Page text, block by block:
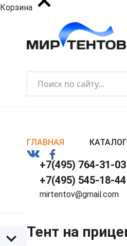
Корзина
ГЛАВНАЯ КАТАЛОГ
+7(495) 764-31-03
+7(495) 545-18-44
mirtentov@gmail.com
Тент на